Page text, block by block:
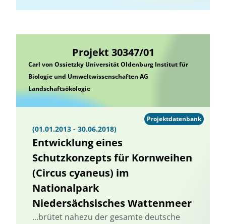
Projekt 30347/01
Carl von Ossietzky Universität Oldenburg Institut für
Biologie und Umweltwissenschaften AG
Landschaftsökologie
(01.01.2013 - 30.06.2018)
Entwicklung eines
Schutzkonzepts für Kornweihen
(Circus cyaneus) im
Nationalpark
Niedersächsisches Wattenmeer
...brütet nahezu der gesamte deutsche
Projektdatenbank